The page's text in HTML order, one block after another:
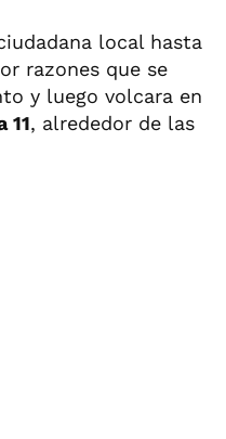
local hasta
razones que se
y luego volcara en
11, alrededor de las